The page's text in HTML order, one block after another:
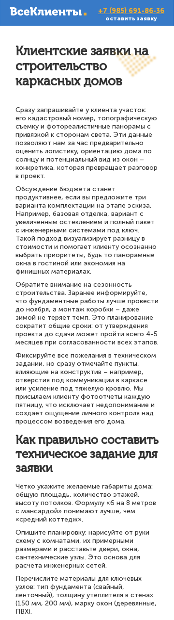
+7 (985) 691-86-36
оставить заявку
Клиентские заявки на
строительство
каркасных домов
Сразу запрашивайте у клиента участок:
его кадастровый номер, топографическую
съемку и фотореалистичные панорамы с
привязкой к сторонам света. Эти данные
позволяют нам за час предварительно
оценить логистику, ориентацию дома по
солнцу и потенциальный вид из окон –
конкретика, которая превращает разговор
в проект.
Обсуждение бюджета станет
продуктивнее, если вы предложите три
варианта комплектации на этапе эскиза.
Например, базовая отделка, вариант с
увеличенным остеклением и полный пакет
с инженерными системами под ключ.
Такой подход визуализирует разницу в
стоимости и помогает клиенту осознанно
выбрать приоритеты, будь то панорамные
окна в гостиной или экономия на
финишных материалах.
Обратите внимание на сезонность
строительства. Заранее информируйте,
что фундаментные работы лучше провести
до ноября, а монтаж коробки – даже
зимой не теряет темп. Это планирование
сократит общие сроки: от утверждения
проекта до сдачи может пройти всего 4-5
месяцев при согласованности всех этапов.
Фиксируйте все пожелания в техническом
задании, но сразу отмечайте пункты,
влияющие на конструктив – например,
отверстия под коммуникации в каркасе
или усиление под тяжелую кровлю. Мы
присылаем клиенту фотоотчеты каждую
пятницу, что исключает недопонимание и
создает ощущение личного контроля над
процессом возведения его дома.
Как правильно составить
техническое задание для
заявки
Четко укажите желаемые габариты дома:
общую площадь, количество этажей,
высоту потолков. Формулу «6 на 8 метров
с мансардой» понимают лучше, чем
«средний коттедж».
Опишите планировку: нарисуйте от руки
схему с комнатами, их примерными
размерами и расставьте двери, окна,
сантехнические узлы. Это основа для
расчета инженерных сетей.
Перечислите материалы для ключевых
узлов: тип фундамента (свайный,
ленточный), толщину утеплителя в стенах
(150 мм, 200 мм), марку окон (деревянные,
ПВХ).